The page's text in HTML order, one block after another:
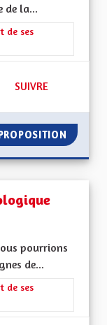
de la...
de ses
50 ABONNÉS
SUIVRE
MISE
pourrions
de...
de ses